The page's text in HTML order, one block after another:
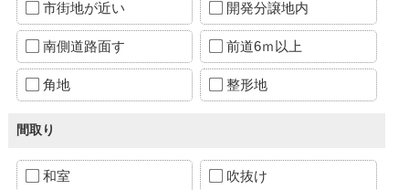
市街地が近い 開発分譲地内
南側道路面す 前道6ｍ以上
角地 整形地
間取り
和室 吹抜け